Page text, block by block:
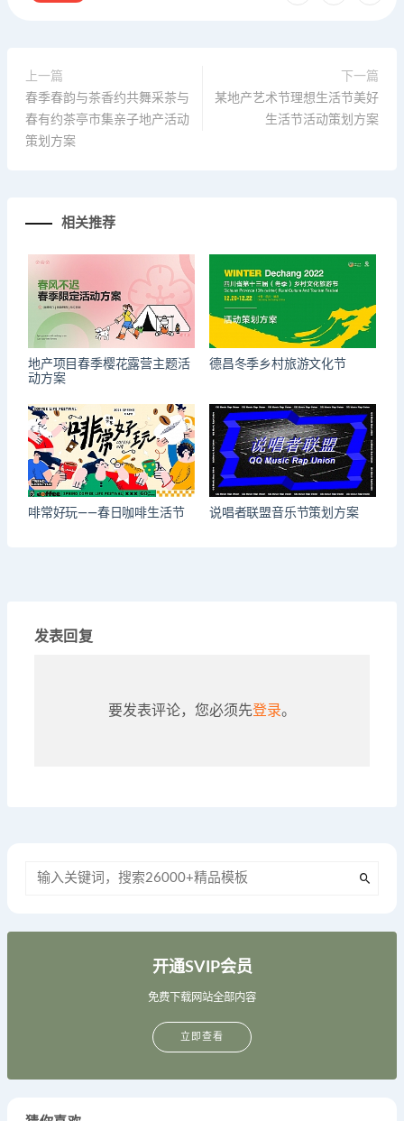
上一篇
春季春韵与茶香约共舞采茶与
春有约茶亭市集亲子地产活动
策划方案
下一篇
某地产艺术节理想生活节美好
生活节活动策划方案
相关推荐
地产项目春季樱花露营主题活
动方案
德昌冬季乡村旅游文化节
啡常好玩——春日咖啡生活节 说唱者联盟音乐节策划方案
发表回复
要发表评论，您必须先登录。
开通SVIP会员
免费下载网站全部内容
立即查看